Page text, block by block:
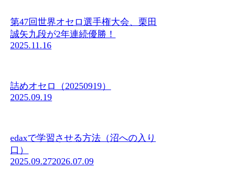
第47回世界オセロ選手権大会、栗田
誠矢九段が2年連続優勝！
2025.11.16
詰めオセロ（20250919）
2025.09.19
edaxで学習させる方法（沼への入り
口）
2025.09.272026.07.09